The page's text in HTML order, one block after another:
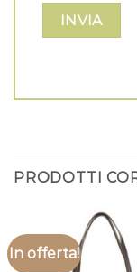
PRODOTTI
In offerta!